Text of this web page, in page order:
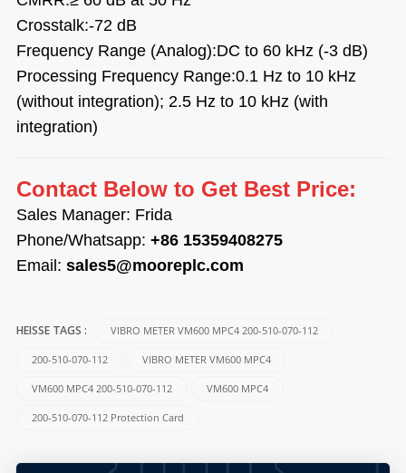
Crosstalk:-72 dB
Frequency Range (Analog):DC to 60 kHz (-3 dB)
Processing Frequency Range:0.1 Hz to 10 kHz
(without integration); 2.5 Hz to 10 kHz (with
integration)
Contact Below to Get Best Price:
Sales Manager: Frida
Phone/Whatsapp: +86 15359408275
Email: sales5@mooreplc.com
HEISSE TAGS : VIBRO METER VM600 MPC4 200-510-070-112
200-510-070-112 VIBRO METER VM600 MPC4
VM600 MPC4 200-510-070-112 VM600 MPC4
200-510-070-112 Protection Card